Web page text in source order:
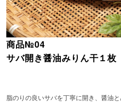
商品№04
サバ開き醤油みりん干１枚
脂のりの良いサバを丁寧に開き、醤油